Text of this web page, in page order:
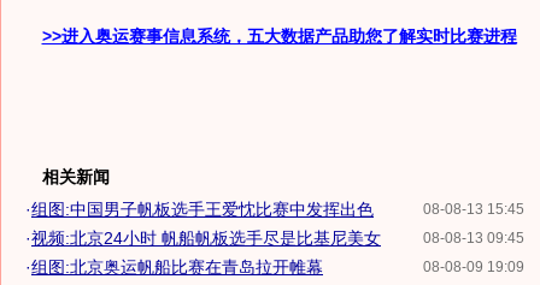
>>进入奥运赛事信息系统，五大数据产品助您了解实时比赛进程
相关新闻
08-08-13 15:45
·组图:中国男子帆板选手王爱忱比赛中发挥出色
08-08-13 09:45
·视频:北京24小时 帆船帆板选手尽是比基尼美女
08-08-09 19:09
·组图:北京奥运帆船比赛在青岛拉开帷幕